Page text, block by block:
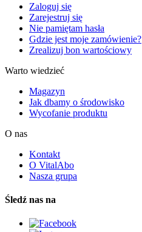
Zaloguj się
Zarejestruj się
Nie pamiętam hasła
Gdzie jest moje zamówienie?
Zrealizuj bon wartościowy
Warto wiedzieć
Magazyn
Jak dbamy o środowisko
Wycofanie produktu
O nas
Kontakt
O VitalAbo
Nasza grupa
Śledź nas na